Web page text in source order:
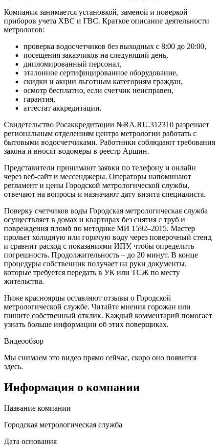
Компания занимается установкой, заменой и поверкой
приборов учета ХВС и ГВС. Краткое описание деятельности
метрологов:
проверка водосчетчиков без выходных с 8:00 до 20:00,
посещения заказчиков на следующий день,
дипломированный персонал,
эталонное сертифицированное оборудование,
скидки и акции льготным категориям граждан,
осмотр бесплатно, если счетчик неисправен,
гарантия,
аттестат аккредитации.
Свидетельство Росаккредитации №RA.RU.312310 разрешает
региональным отделениям центра метрологии работать с
бытовыми водосчетчиками. Работники соблюдают требования
закона и вносят водомеры в реестр Аршин.
Представители принимают заявки по телефону и онлайн
через веб-сайт и мессенджеры. Операторы напоминают
регламент и цены Городской метрологической службы,
отвечают на вопросы и назначают дату визита специалиста.
Поверку счетчиков воды Городская метрологическая служба
осуществляет в домах и квартирах без снятия с труб и
повреждения пломб по методике МИ 1592–2015. Мастер
прольет холодную или горячую воду через поверочный стенд
и сравнит расход с показаниями ИПУ, чтобы определить
погрешность. Продолжительность – до 20 минут. В конце
процедуры собственник получает на руки документы,
которые требуется передать в УК или ТСЖ по месту
жительства.
Ниже красноярцы оставляют отзывы о Городской
метрологической службе. Читайте мнения горожан или
пишите собственный отклик. Каждый комментарий помогает
узнать больше информации об этих поверщиках.
Видеообзор
Мы снимаем это видео прямо сейчас, скоро оно появится
здесь.
Информация о компании
Название компании
Городская метрологическая служба
Дата основания